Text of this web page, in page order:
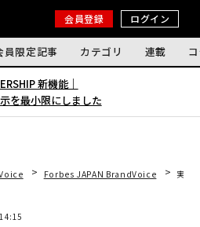
会員登録 ログイン
員限定記事 カテゴリ 連載
新機能｜
を最小限にしました
Forbes JAPAN BrandVoice 実は